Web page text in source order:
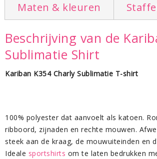
Maten & kleuren
Beschrijving van de
Sublimatie Shirt
Kariban K354 Charly Sublimatie T-shirt
100% polyester dat aanvoelt als katoen.
ribboord, zijnaden en rechte mouwen.
steek aan de kraag, de mouwuiteinden en
Ideale sportshirts om te laten bedrukken